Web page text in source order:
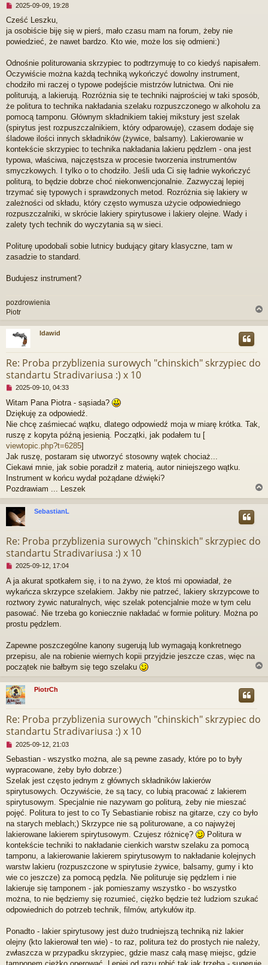
N
e
p
r
e
c
z
y
t
a
y
p
o
s
t
2025-09-09, 19:28
Cześć Leszku,
ja osobiście biję się w pierś, mało czasu mam na forum, żeby nie
powiedzieć, że nawet bardzo. Kto wie, może los się odmieni:)
Odnośnie politurowania skrzypiec to podtrzymuję to co kiedyś napisałem.
Oczywiście można każdą techniką wykończyć dowolny instrument,
chodziło mi raczej o typowe podejście mistrzów lutnictwa. Oni nie
politurują, a lakierują. Rozróżnia się te techniki najprościej w taki sposób,
że politura to technika nakładania szelaku rozpuszczonego w alkoholu za
pomocą tamponu. Głównym składnikiem takiej mikstury jest szelak
(spirytus jest rozpuszczalnikiem, który odparowuje), czasem dodaje się
śladowe ilości innych składników (żywice, balsamy). Lakierowanie w
kontekście skrzypiec to technika nakładania lakieru pędzlem - ona jest
typowa, właściwa, najczęstsza w procesie tworzenia instrumentów
smyczkowych. I tylko o to chodziło. Jeśli uda Ci się ładnie wykończyć
politurą, to będzie dobrze choć niekonwencjonalnie. Zazwyczaj lepiej
trzymać się typowych i sprawdzonych metod. Rozróżnia się lakiery w
zależności od składu, który często wymusza użycie odpowiedniego
rozpuszczalniki, w skrócie lakiery spirytusowe i lakiery olejne. Wady i
zalety tych technik do wyczytania są w sieci.
Politurę upodobali sobie lutnicy budujący gitary klasyczne, tam w
zasadzie to standard.
Budujesz instrument?
pozdrowienia
Piotr
g
ldawid
Re: Proba przyblizenia surowych "chinskich" skrzypiec do
standartu Stradivariusa :) x 10
N
e
p
r
c
z
y
t
p
o
t
2025-09-10, 04:33
Witam Pana Piotra - sąsiada?
Dziękuję za odpowiedź.
Nie chcę zaśmiecać wątku, dlatego odpowiedź moja w miarę krótka. Tak,
ruszę z kopyta późną jesienią. Początki, jak podałem tu [
viewtopic.php?t=6285]
Jak ruszę, postaram się utworzyć stosowny wątek chociaż...
Ciekawi mnie, jak sobie poradził z materią, autor niniejszego wątku.
Instrument w końcu wydał pożądane dźwięki?
Pozdrawiam ... Leszek
a
SebastianL
Re: Proba przyblizenia surowych "chinskich" skrzypiec do
standartu Stradivariusa :) x 10
N
e
p
r
z
c
y
t
a
y
p
o
s
t
2025-09-12, 17:04
A ja akurat spotkałem się, i to na żywo, że ktoś mi opowiadał, że
wykańcza skrzypce szelakiem. Jakby nie patrzeć, lakiery skrzypcowe to
roztwory żywic naturalnych, więc szelak potencjalnie może w tym celu
pasować. Nie trzeba go koniecznie nakładać w formie politury. Można po
prostu pędzlem.
Zapewne poszczególne kanony sugerują lub wymagają konkretnego
przepisu, ale na robienie wiernych kopii przyjdzie jeszcze czas, więc na
początek nie bałbym się tego szelaku
g
PiotrCh
Re: Proba przyblizenia surowych "chinskich" skrzypiec do
standartu Stradivariusa :) x 10
N
e
p
r
z
e
c
z
y
t
a
y
p
o
s
t
2025-09-12, 21:03
Sebastian - wszystko można, ale są pewne zasady, które po to były
wypracowane, żeby było dobrze:)
Szelak jest często jednym z głównych składników lakierów
spirytusowych. Oczywiście, że są tacy, co lubią pracować z lakierem
spirytusowym. Specjalnie nie nazywam go politurą, żeby nie mieszać
pojęć. Politura to jest to co Ty Sebastianie robisz na gitarze, czy co było
na starych meblach;) Skrzypce nie są politurowane, a co najwyżej
lakierowane lakierem spirytusowym. Czujesz różnicę?
Politura w
kontekście techniki to nakładanie cienkich warstw szelaku za pomocą
tamponu, a lakierowanie lakierem spirytusowym to nakładanie kolejnych
warstw lakieru (rozpuszczone w spirytusie żywice, balsamy, gumy i kto
wie co jeszcze) za pomocą pędzla. Nie polituruje się pędzlem i nie
lakieruje się tamponem - jak pomieszamy wszystko - bo wszystko
można, to nie będziemy się rozumieć, ciężko będzie też ludziom szukać
odpowiednich do potrzeb technik, filmów, artykułów itp.
Ponadto - lakier spirytusowy jest dużo trudniejszą techniką niż lakier
olejny (kto lakierował ten wie) - to raz, politura też do prostych nie należy,
zwłaszcza w przypadku skrzypiec, gdzie masz całą masę miejsc, gdzie